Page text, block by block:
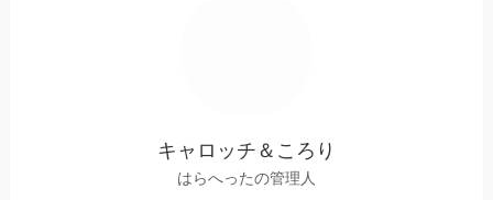
キャロッチ＆ころり
はらへったの管理人